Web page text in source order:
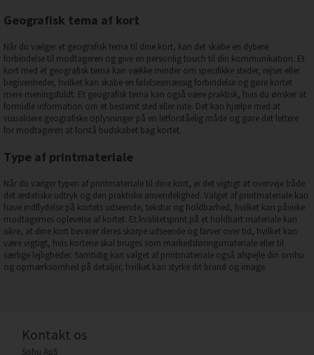
Geografisk tema af kort
Når du vælger et geografisk tema til dine kort, kan det skabe en dybere
forbindelse til modtageren og give en personlig touch til din kommunikation. Et
kort med et geografisk tema kan vække minder om specifikke steder, rejser eller
begivenheder, hvilket kan skabe en følelsesmæssig forbindelse og gøre kortet
mere meningsfuldt. Et geografisk tema kan også være praktisk, hvis du ønsker at
formidle information om et bestemt sted eller rute. Det kan hjælpe med at
visualisere geografiske oplysninger på en letforståelig måde og gøre det lettere
for modtageren at forstå budskabet bag kortet.
Type af printmateriale
Når du vælger typen af printmateriale til dine kort, er det vigtigt at overveje både
det æstetiske udtryk og den praktiske anvendelighed. Valget af printmateriale kan
have indflydelse på kortets udseende, tekstur og holdbarhed, hvilket kan påvirke
modtagernes oplevelse af kortet. Et kvalitetsprint på et holdbart materiale kan
sikre, at dine kort bevarer deres skarpe udseende og farver over tid, hvilket kan
være vigtigt, hvis kortene skal bruges som markedsføringsmateriale eller til
særlige lejligheder. Samtidig kan valget af printmateriale også afspejle din omhu
og opmærksomhed på detaljer, hvilket kan styrke dit brand og image.
Kontakt os
Sohu ApS